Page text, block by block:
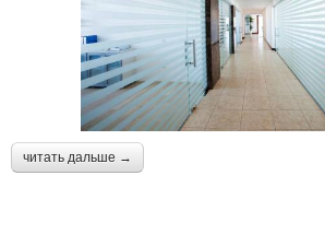
читать дальше →